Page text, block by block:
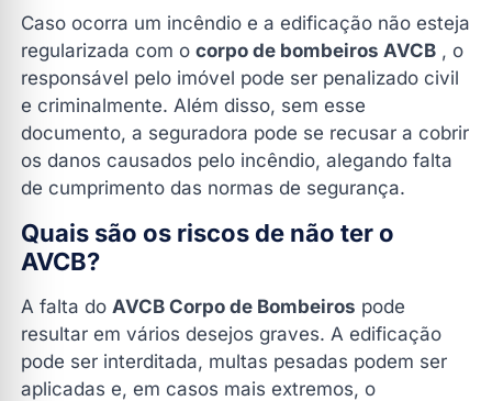
Caso ocorra um incêndio e a edificação não esteja
regularizada com o corpo de bombeiros AVCB , o
responsável pelo imóvel pode ser penalizado civil
e criminalmente. Além disso, sem esse
documento, a seguradora pode se recusar a cobrir
os danos causados ​​pelo incêndio, alegando falta
de cumprimento das normas de segurança.
Quais são os riscos de não ter o
AVCB?
A falta do AVCB Corpo de Bombeiros pode
resultar em vários desejos graves. A edificação
pode ser interditada, multas pesadas podem ser
aplicadas e, em casos mais extremos, o